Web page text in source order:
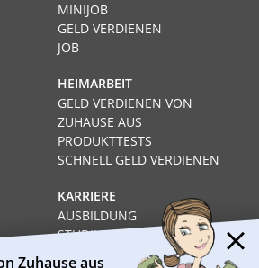
MINIJOB
GELD VERDIENEN
JOB
HEIMARBEIT
GELD VERDIENEN VON
ZUHAUSE AUS
PRODUKTTESTS
SCHNELL GELD VERDIENEN
KARRIERE
AUSBILDUNG
STUDIUM
FERNSTUDIUM
Zuhause aus